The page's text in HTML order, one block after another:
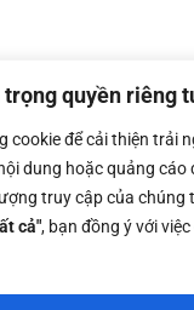
quyền riêng
cookie để cải thiện trải
dung hoặc quảng cáo
truy cập của chúng
cả", bạn đồng ý với
KD Dự Án:
835 345